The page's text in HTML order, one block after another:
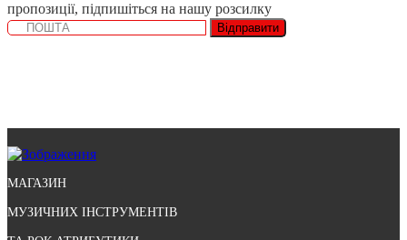
пропозиції, підпишіться на нашу розсилку
Відправити
МАГАЗИН
МУЗИЧНИХ ІНСТРУМЕНТІВ